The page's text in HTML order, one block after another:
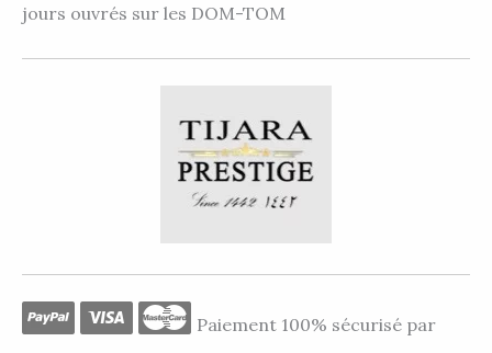
jours ouvrés sur les DOM-TOM
Paiement 100% sécurisé par